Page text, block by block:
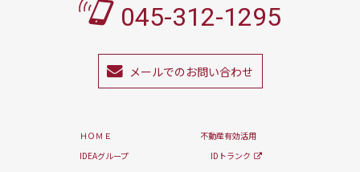
045-312-1295
メールでのお問い合わせ
ＨＯＭＥ
IDEAグループ
不動産有効活用
IDトランク